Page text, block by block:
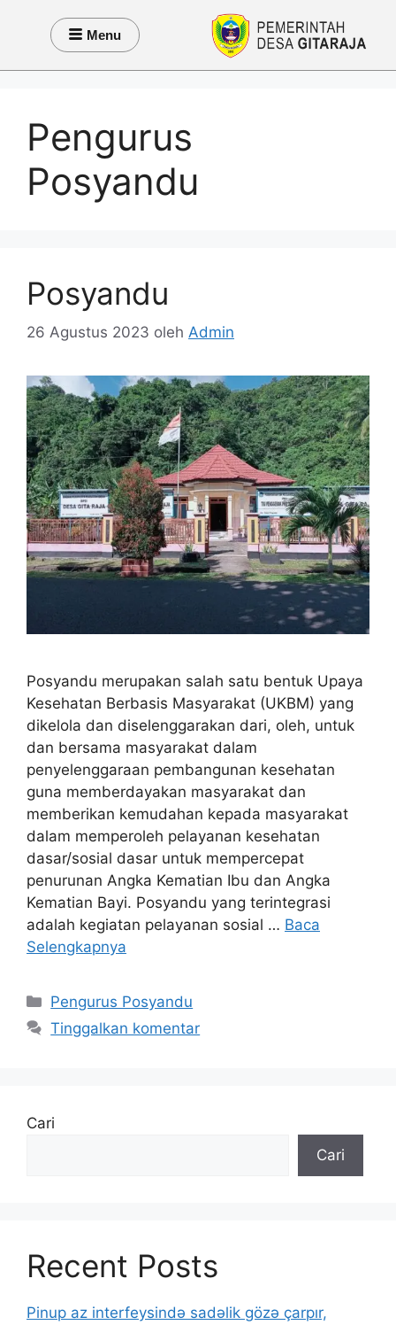
Menu
Pengurus
Posyandu
Posyandu
26 Agustus 2023 oleh Admin
Posyandu merupakan salah satu bentuk Upaya
Kesehatan Berbasis Masyarakat (UKBM) yang
dikelola dan diselenggarakan dari, oleh, untuk
dan bersama masyarakat dalam
penyelenggaraan pembangunan kesehatan
guna memberdayakan masyarakat dan
memberikan kemudahan kepada masyarakat
dalam memperoleh pelayanan kesehatan
dasar/sosial dasar untuk mempercepat
penurunan Angka Kematian Ibu dan Angka
Kematian Bayi. Posyandu yang terintegrasi
adalah kegiatan pelayanan sosial … Baca
Selengkapnya
Pengurus Posyandu
Tinggalkan komentar
Cari
Cari
Recent Posts
Pinup az interfeysində sadəlik gözə çarpır,